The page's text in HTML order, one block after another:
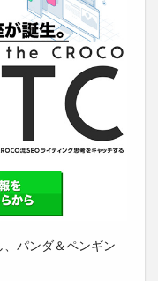
パンダ＆ペンギン